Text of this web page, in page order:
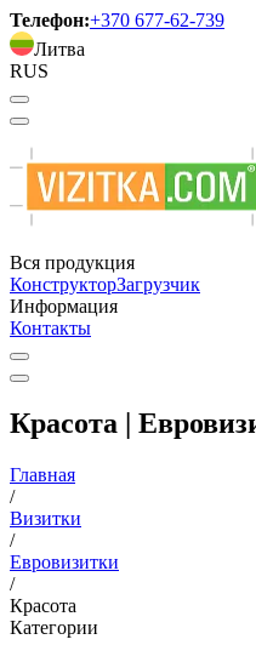
Телефон:+370 677-62-739
Литва
RUS
Вся продукция
КонструкторЗагрузчик
Информация
Контакты
Красота |
Главная
/
Визитки
/
Евровизитки
/
Красота
Категории